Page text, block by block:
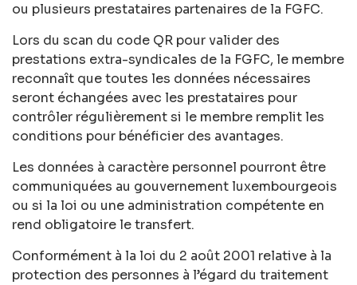
ou plusieurs prestataires partenaires de la FGFC.
Lors du scan du code QR pour valider des
prestations extra-syndicales de la FGFC, le membre
reconnaît que toutes les données nécessaires
seront échangées avec les prestataires pour
contrôler régulièrement si le membre remplit les
conditions pour bénéficier des avantages.
Les données à caractère personnel pourront être
communiquées au gouvernement luxembourgeois
ou si la loi ou une administration compétente en
rend obligatoire le transfert.
Conformément à la loi du 2 août 2001 relative à la
protection des personnes à l’égard du traitement